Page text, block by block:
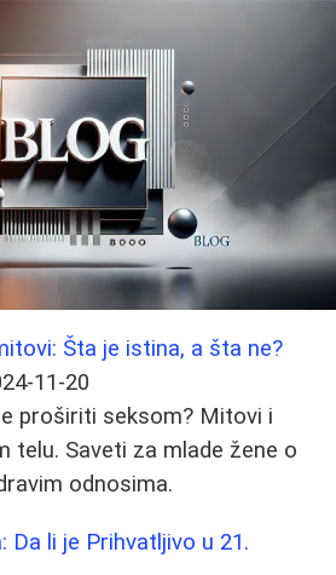
Šta je istina, a šta ne?
11-20
proširiti seksom? Mitovi i
telu. Saveti za mlade žene o
odnosima.
Da li je Prihvatljivo u 21.